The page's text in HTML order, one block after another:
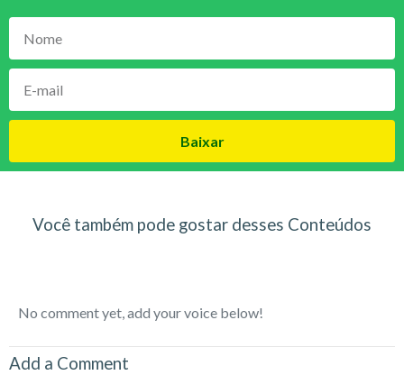
Baixar
Você também pode gostar desses Conteúdos
No comment yet, add your voice below!
Add a Comment